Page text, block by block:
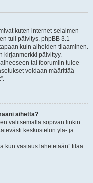
kuten internet-selaimen
tuli päivitys. phpBB 3.1 -
kuin aiheiden tilaaminen.
kirjanmerkki päivittyy.
tai foorumiin tulee
voidaan määrittää
aihetta?
valitsemalla sopivan linkin
keskustelun ylä- ja
kun vastaus lähetetään” tilaa